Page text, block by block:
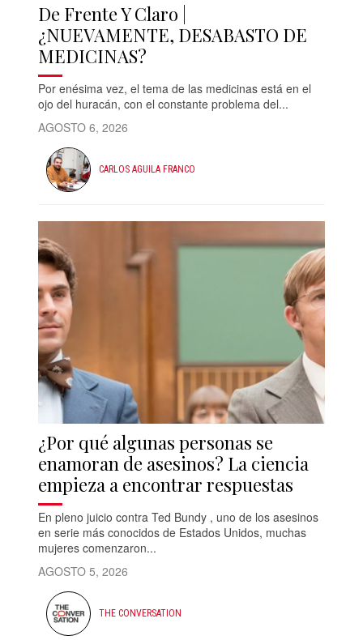
De Frente Y Claro |
¿NUEVAMENTE, DESABASTO DE
MEDICINAS?
Por enésima vez, el tema de las medicinas está en el
ojo del huracán, con el constante problema del...
AGOSTO 6, 2026
CARLOS AGUILA FRANCO
¿Por qué algunas personas se
enamoran de asesinos? La ciencia
empieza a encontrar respuestas
En pleno juicio contra Ted Bundy , uno de los asesinos
en serie más conocidos de Estados Unidos, muchas
mujeres comenzaron...
AGOSTO 5, 2026
THE CONVERSATION